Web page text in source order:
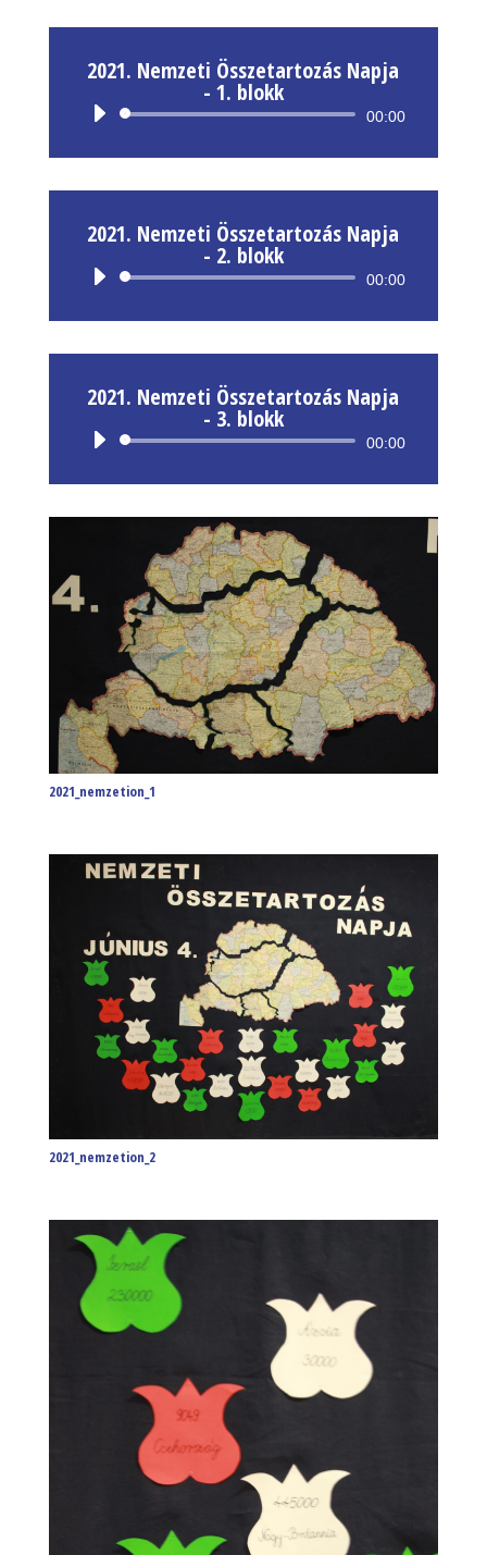
2021. Nemzeti Összetartozás Napja
- 1. blokk
Audió
00:00
2021. Nemzeti Összetartozás Napja
- 2. blokk
Audió
00:00
2021. Nemzeti Összetartozás Napja
- 3. blokk
Audió
00:00
2021_nemzetion_1
2021_nemzetion_2